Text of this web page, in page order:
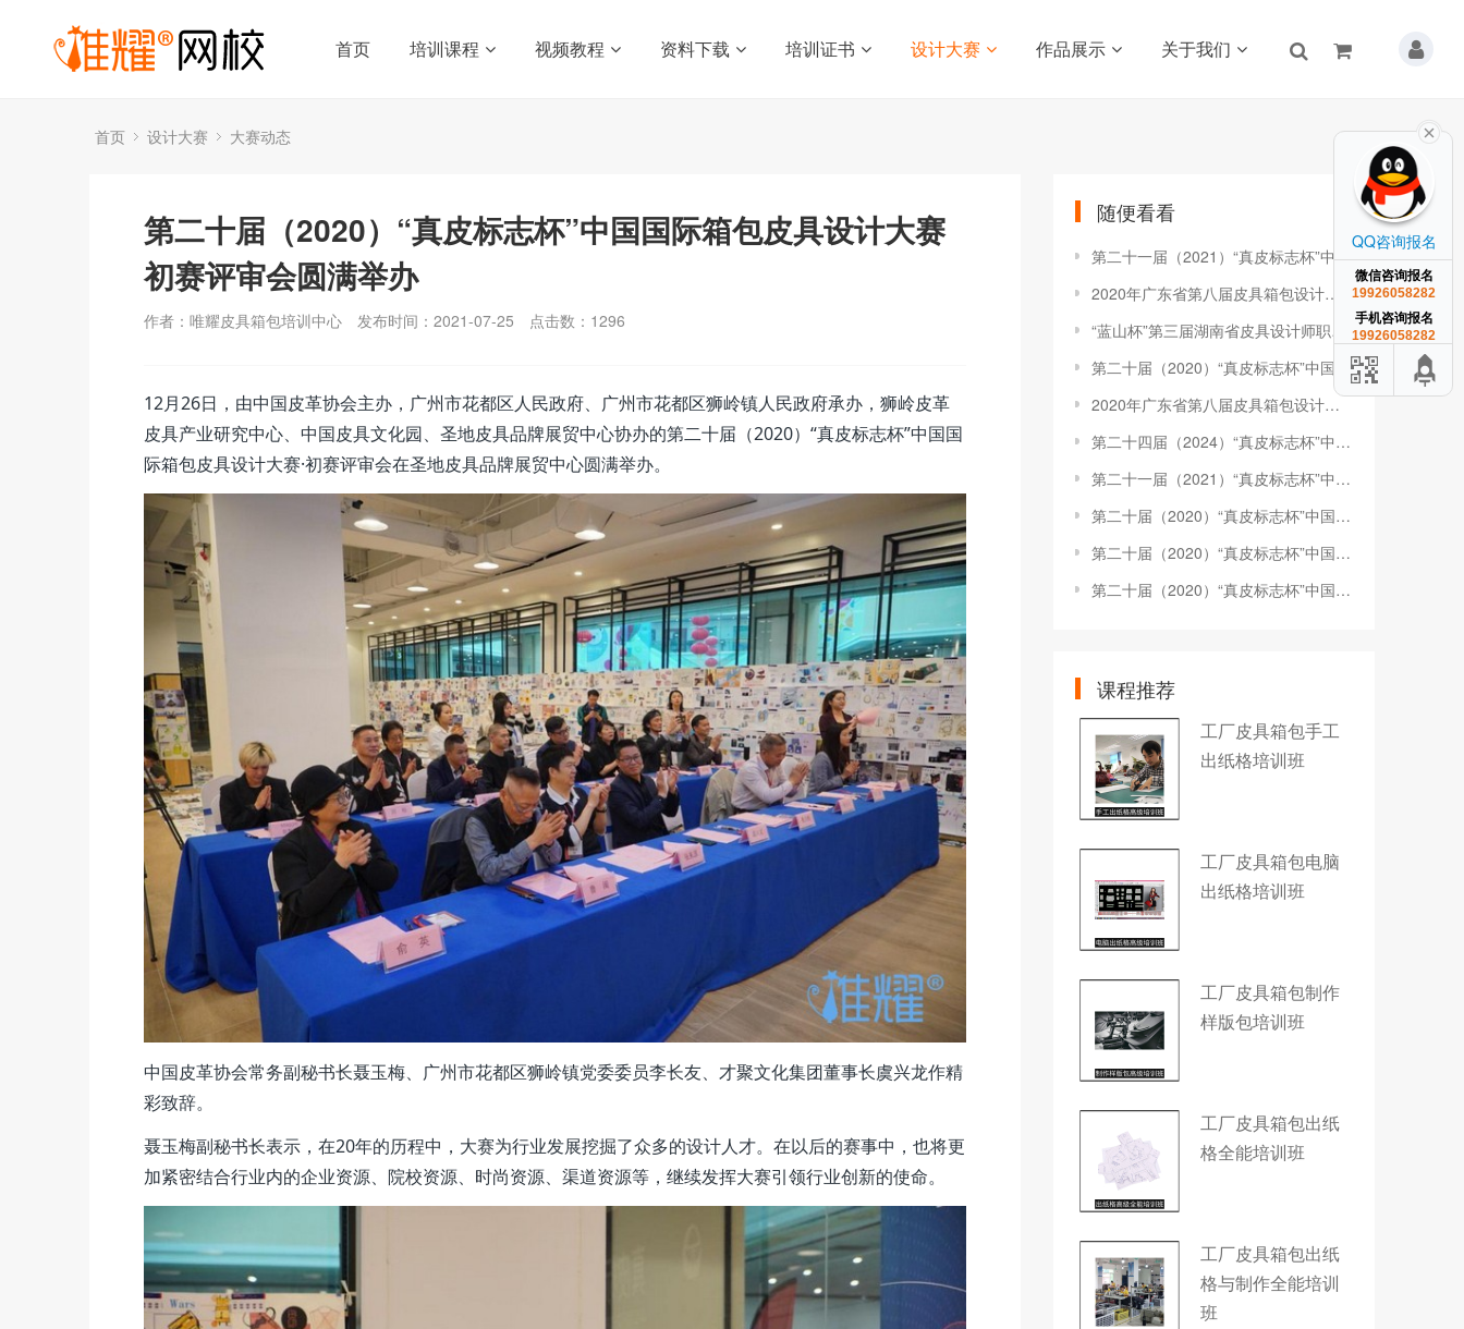
首页 培训课程 视频教程 资料下载 培训证书 设计大赛 作品展示 关于我们
首页 设计大赛 大赛动态
第二十届（2020）“真皮标志杯”中国国际箱包皮具设计大赛
初赛评审会圆满举办
作者：唯耀皮具箱包培训中心 发布时间：2021-07-25 点击数： 1296
12月26日，由中国皮革协会主办，广州市花都区人民政府、广州市花都区狮岭镇人民政府承办，狮岭皮革
皮具产业研究中心、中国皮具文化园、圣地皮具品牌展贸中心协办的第二十届（2020）“真皮标志杯”中国国
际箱包皮具设计大赛·初赛评审会在圣地皮具品牌展贸中心圆满举办。
中国皮革协会常务副秘书长聂玉梅、广州市花都区狮岭镇党委委员李长友、才聚文化集团董事长虞兴龙作精
彩致辞。
聂玉梅副秘书长表示，在20年的历程中，大赛为行业发展挖掘了众多的设计人才。在以后的赛事中，也将更
加紧密结合行业内的企业资源、院校资源、时尚资源、渠道资源等，继续发挥大赛引领行业创新的使命。
随便看看
第二十一届（2021）“真皮标志杯”中国国际箱包皮具设计大赛初赛圆满举办
2020年广东省第八届皮具箱包设计制作技能竞赛（初赛）圆满结束
“蓝山杯”第三届湖南省皮具设计师职业技能竞赛举办
第二十届（2020）“真皮标志杯”中国国际箱包皮具设计大赛初赛评审会圆满举办
2020年广东省第八届皮具箱包设计制作技能竞赛启动报名
第二十四届（2024）“真皮标志杯”中国国际箱包皮具设计大赛初赛圆满举办
第二十一届（2021）“真皮标志杯”中国国际箱包皮具设计大赛初赛结果公布
第二十届（2020）“真皮标志杯”中国国际箱包皮具设计大赛决赛评审会圆满举办
第二十届（2020）“真皮标志杯”中国国际箱包皮具设计大赛持续进行中
第二十届（2020）“真皮标志杯”中国国际箱包皮具设计大赛决赛结果公示
课程推荐
工厂皮具箱包手工
出纸格培训班
工厂皮具箱包电脑
出纸格培训班
工厂皮具箱包制作
样版包培训班
工厂皮具箱包出纸
格全能培训班
工厂皮具箱包出纸
格与制作全能培训
班
QQ咨询报名
微信咨询报名
19926058282
手机咨询报名
19926058282